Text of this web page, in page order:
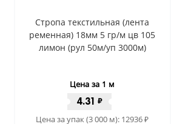
Стропа текстильная (лента
ременная) 18мм 5 гр/м цв 105
лимон (рул 50м/уп 3000м)
Цена за 1 м
4.31 ₽
Цена за упак (3 000 м): 12936₽